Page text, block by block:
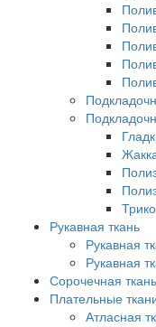
Рукавная ткань
Рукавная
Рукавная
Сорочечная ткань
Плательные
Атласная